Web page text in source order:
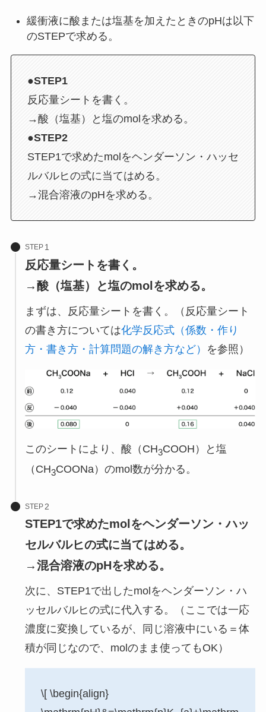
緩衝液に酸または塩基を加えたときのpHは以下
のSTEPで求める。
●STEP1
反応量シートを書く。
→酸（塩基）と塩のmolを求める。
●STEP2
STEP1で求めたmolをヘンダーソン・ハッセ
ルバルヒの式に当てはめる。
→混合溶液のpHを求める。
STEP
反応量シートを書く。
→酸（塩基）と塩のmolを求める。
まずは、反応量シートを書く。（反応量シート
の書き方については化学反応式（係数・作り
方・書き方・計算問題の解き方など）
を参照）
このシートにより、酸（CH3COOH）と塩
（CH3COONa）のmol数が分かる。
STEP
STEP1で求めたmolをヘンダーソン・ハッ
セルバルヒの式に当てはめる。
→混合溶液のpHを求める。
次に、STEP1で出したmolをヘンダーソン・ハ
ッセルバルヒの式に代入する。（ここでは一応
濃度に変換しているが、同じ溶液中にいる＝体
積が同じなので、molのまま使ってもOK）
\[ \begin{align}